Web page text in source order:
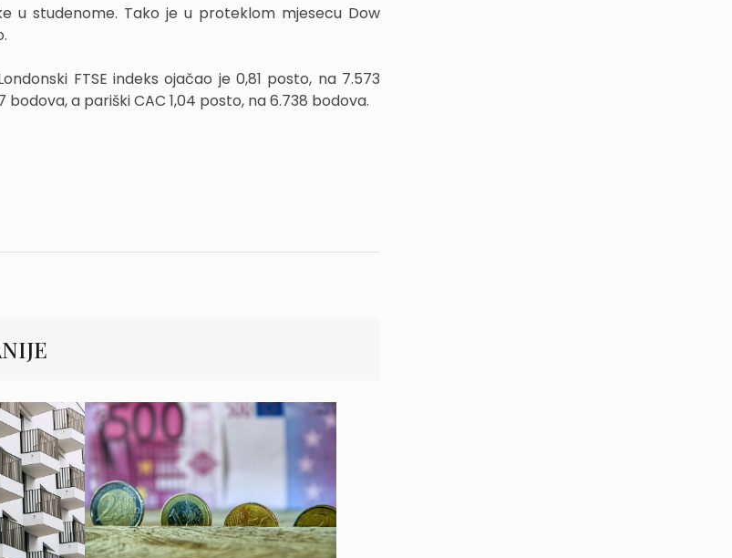
u studenome. Tako je u proteklom mjesecu Dow
FTSE indeks ojačao je 0,81 posto, na 7.573
a pariški CAC 1,04 posto, na 6.738 bodova.